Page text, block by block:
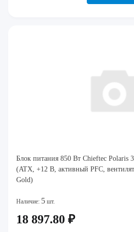
Блок питания 850 Вт Chieftec Polaris
(ATX, +12 В, активный PFC,
Gold)
Наличие: 5 шт.
18 897.80 ₽